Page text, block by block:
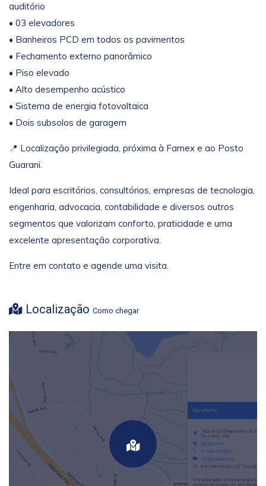
auditório
• 03 elevadores
• Banheiros PCD em todos os pavimentos
• Fechamento externo panorâmico
• Piso elevado
• Alto desempenho acústico
• Sistema de energia fotovoltaica
• Dois subsolos de garagem
📍 Localização privilegiada, próxima à Famex e ao Posto
Guarani.
Ideal para escritórios, consultórios, empresas de tecnologia,
engenharia, advocacia, contabilidade e diversos outros
segmentos que valorizam conforto, praticidade e uma
excelente apresentação corporativa.
Entre em contato e agende uma visita.
Localização Como chegar